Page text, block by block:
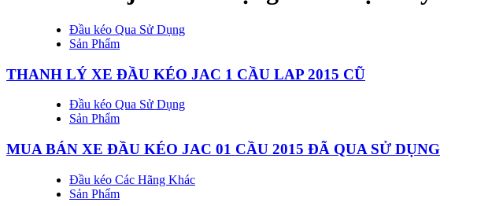
Đầu kéo Qua Sử Dụng
Sản Phẩm
THANH LÝ XE ĐẦU KÉO JAC 1 CẦU LAP 2015 CŨ
Đầu kéo Qua Sử Dụng
Sản Phẩm
MUA BÁN XE ĐẦU KÉO JAC 01 CẦU 2015 ĐÃ QUA SỬ DỤNG
Đầu kéo Các Hãng Khác
Sản Phẩm